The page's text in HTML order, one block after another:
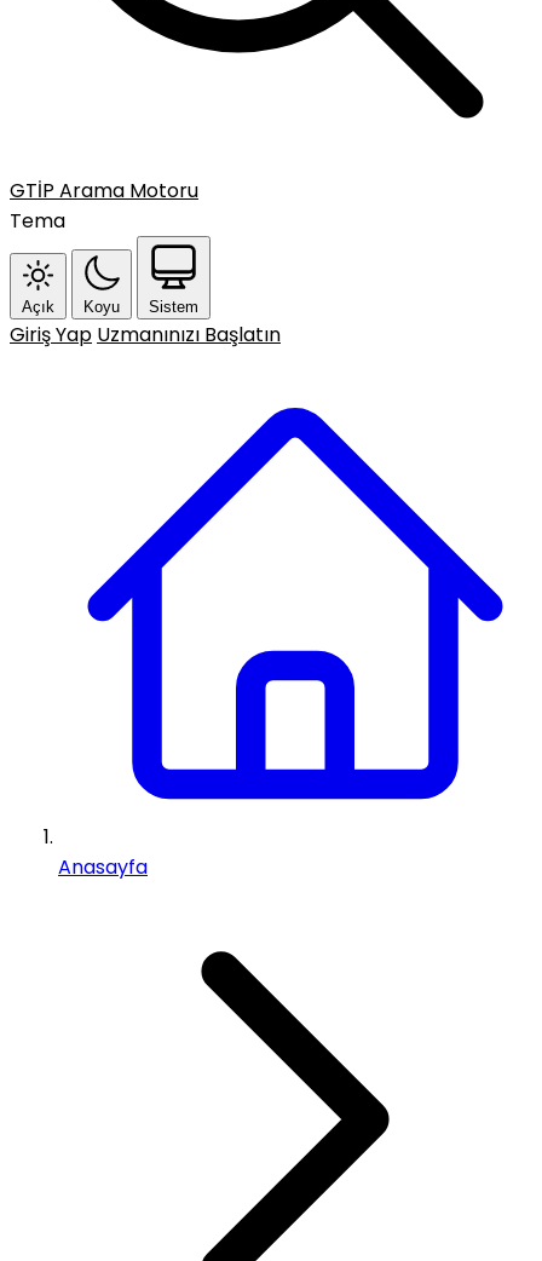
GTİP Arama Motoru
Tema
Açık Koyu Sistem
Giriş Yap Uzmanınızı Başlatın
Anasayfa